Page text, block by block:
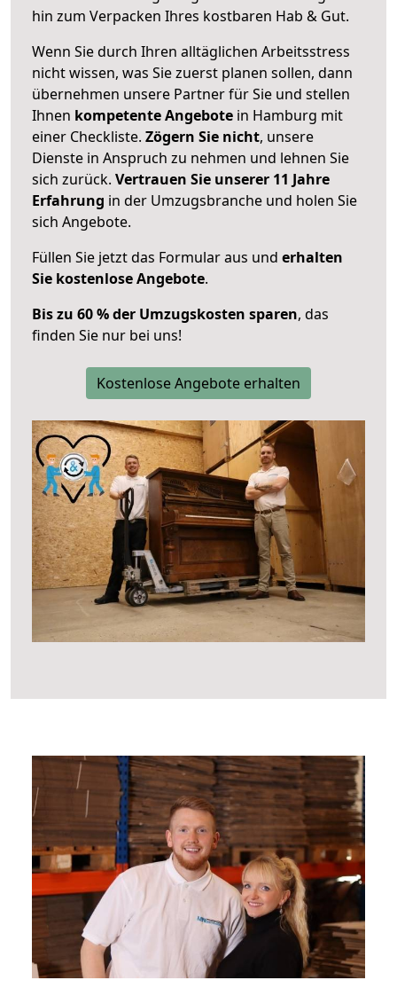
hin zum Verpacken Ihres kostbaren Hab & Gut.
Wenn Sie durch Ihren alltäglichen Arbeitsstress
nicht wissen, was Sie zuerst planen sollen, dann
übernehmen unsere Partner für Sie und stellen
Ihnen kompetente Angebote in Hamburg mit
einer Checkliste. Zögern Sie nicht, unsere
Dienste in Anspruch zu nehmen und lehnen Sie
sich zurück. Vertrauen Sie unserer 11 Jahre
Erfahrung in der Umzugsbranche und holen Sie
sich Angebote.
Füllen Sie jetzt das Formular aus und erhalten
Sie kostenlose Angebote.
Bis zu 60 % der Umzugskosten sparen, das
finden Sie nur bei uns!
Kostenlose Angebote erhalten